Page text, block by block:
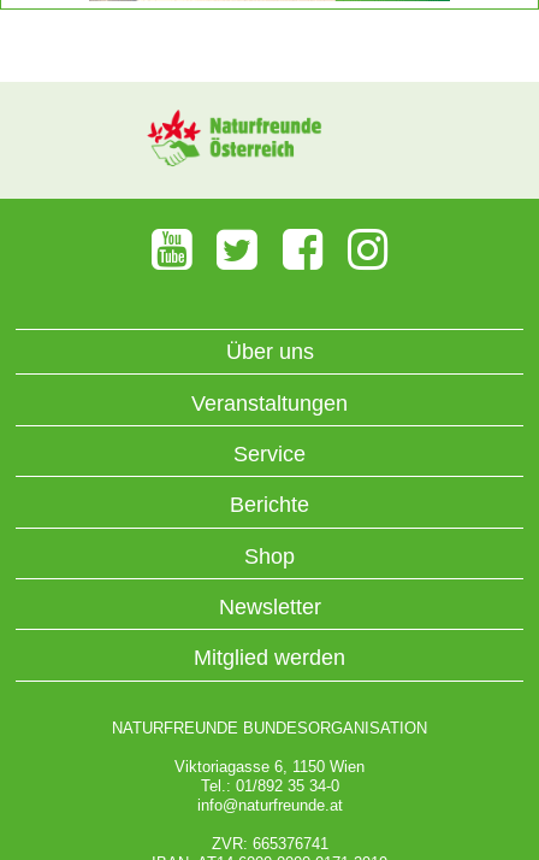
Über uns
Veranstaltungen
Service
Berichte
Shop
Newsletter
Mitglied werden
NATURFREUNDE BUNDESORGANISATION
Viktoriagasse 6, 1150 Wien
Tel.: 01/892 35 34-0
info@naturfreunde.at
ZVR: 665376741